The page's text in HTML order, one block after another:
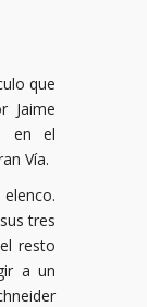
que
Jaime
en el
Vía.
tres
resto
a un